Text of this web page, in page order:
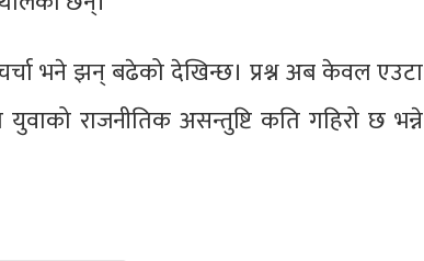
भने झन् बढेको देखिन्छ। प्रश्न अब केवल एउटा
राजनीतिक असन्तुष्टि कति गहिरो छ भन्ने